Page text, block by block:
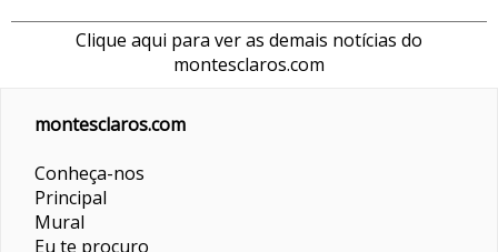
Clique aqui para ver as demais notícias do
montesclaros.com
montesclaros.com
Conheça-nos
Principal
Mural
Eu te procuro